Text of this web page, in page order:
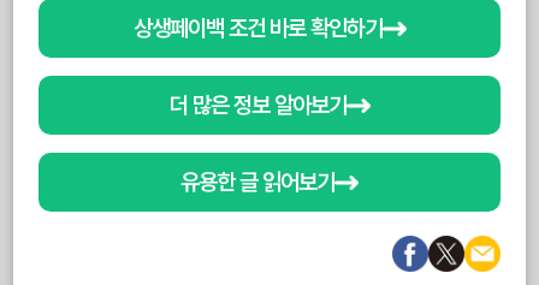
상생페이백 조건 바로 확인하기
더 많은 정보 알아보기
유용한 글 읽어보기